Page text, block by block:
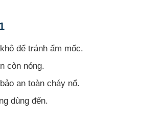
để tránh ẩm mốc.
còn nóng.
an toàn cháy nổ.
dùng đến.